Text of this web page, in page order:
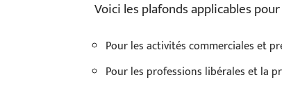
Voici les plafonds applicables
Pour les activités commerciales et
Pour les professions libérales et la